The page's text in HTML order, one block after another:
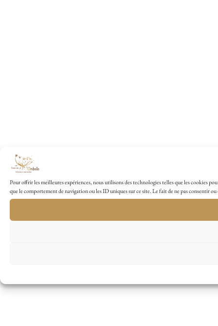
Pour offrir les meilleures expériences, nous utilisons des technologies telles que les cookies
que le comportement de navigation ou les ID uniques sur ce site. Le fait de ne pas consentir